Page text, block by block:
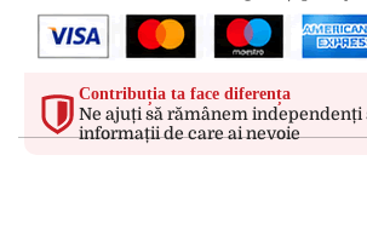
Contribuția ta face diferența
Ne ajuți să rămânem independenți
informații de care ai nevoie